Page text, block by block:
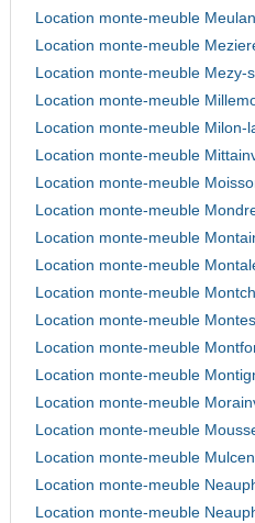
Location monte-meuble
Location monte-meuble
Location monte-meuble Mezy-
Location monte-meuble
Location monte-meuble Milon-
Location monte-meuble
Location monte-meuble
Location monte-meuble
Location monte-meuble
Location monte-meuble
Location monte-meuble
Location monte-meuble
Location monte-meuble
Location monte-meuble
Location monte-meuble
Location monte-meuble
Location monte-meuble
Location monte-meuble
Location monte-meuble